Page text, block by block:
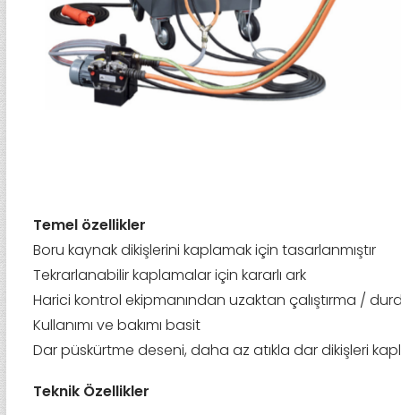
Temel özellikler
Boru kaynak dikişlerini kaplamak için tasarlanmıştır
Tekrarlanabilir kaplamalar için kararlı ark
Harici kontrol ekipmanından uzaktan çalıştırma /
Kullanımı ve bakımı basit
Dar püskürtme deseni, daha az atıkla dar dikişleri
Teknik Özellikler